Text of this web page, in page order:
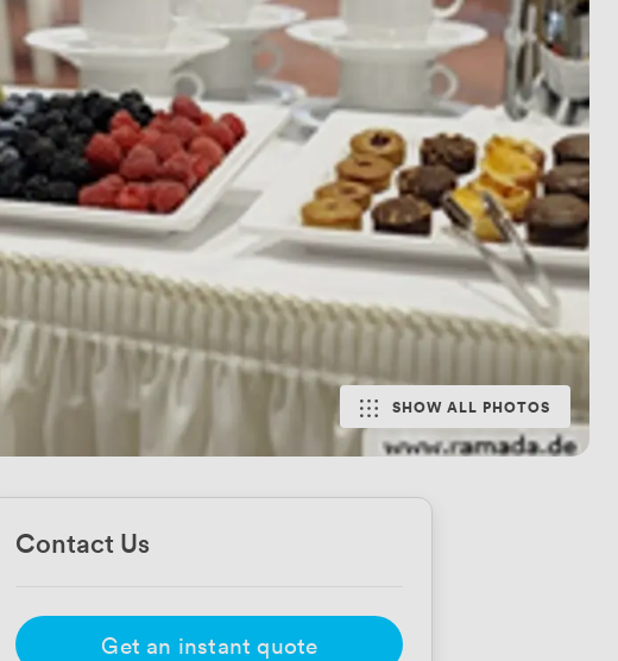
SHOW ALL PHOTOS
Contact Us
Get an instant quote